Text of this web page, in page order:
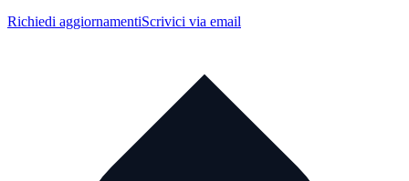
Richiedi aggiornamentiScrivici via email